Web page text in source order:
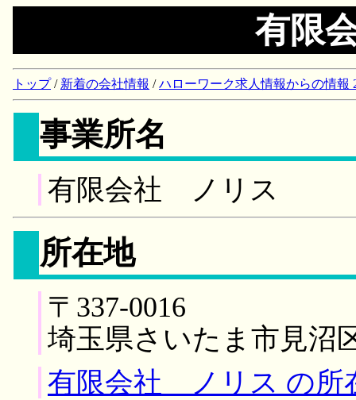
有限
トップ/ 新着の会社情報 /ハローワーク求人情報からの情報
事業所名
有限会社 ノリス
所在地
〒337-0016
埼玉県さいたま市見沼
有限会社 ノリス の所